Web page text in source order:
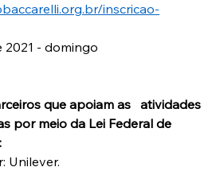
inscricao-
2021 - domingo
que apoiam as   atividades
por meio da Lei Federal de
Unilever.